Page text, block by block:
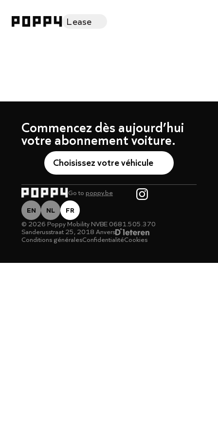
Lease
Commencez dès aujourd’hui
votre abonnement voiture.
Choisissez votre véhicule
Go to poppy.be
EN NL
FR
© 2026 Poppy Mobility NVBE 0681.505.370
Sanderusstraat 25, 2018 Anvers
Conditions généralesConfidentialitéCookies